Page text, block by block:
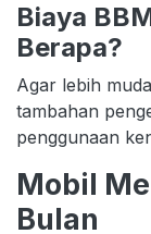
Biaya
Berapa?
Agar lebih
tambahan
penggunaan
Mobil
Bulan